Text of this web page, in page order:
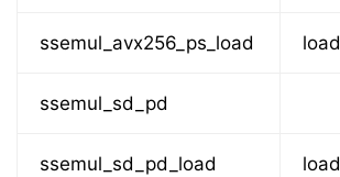
ssemul_avx256_ps_load load
ssemul_sd_pd
ssemul_sd_pd_load load